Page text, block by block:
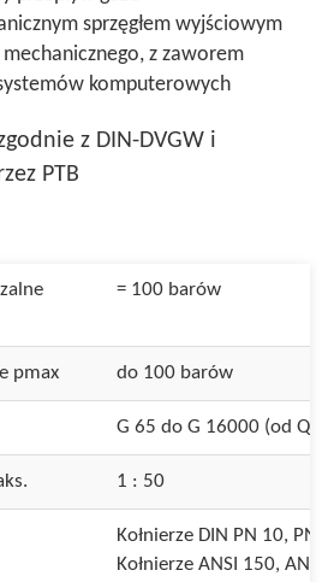
sprzęgłem wyjściowym
mechanicznego, z zaworem
komputerowych
z DIN-DVGW i
PTB
= 100 barów
pmax do 100 barów
G 65 do G 16000 (od
1 : 50
Kołnierze DIN PN 10,
Kołnierze ANSI 150,